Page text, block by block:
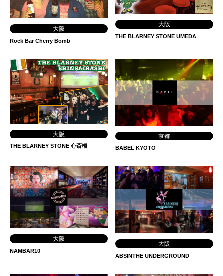
大阪
Rock Bar Cherry Bomb
大阪
THE BLARNEY STONE UMEDA
大阪
THE BLARNEY STONE 心斎橋
京都
BABEL KYOTO
大阪
NAMBAR10
大阪
ABSINTHE UNDERGROUND